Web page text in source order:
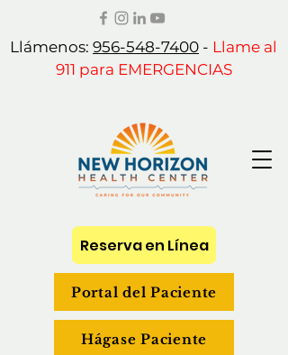
Llámenos: 956-548-7400 - Llame al
911 para EMERGENCIAS
Portal del Paciente
Hágase Paciente
Reserva en Línea